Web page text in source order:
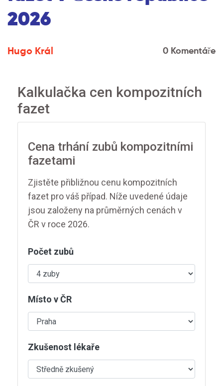
2026
Hugo Král 0 Komentáře
Kalkulačka cen kompozitních
fazet
Cena trhání zubů kompozitními
fazetami
Zjistěte přibližnou cenu kompozitních
fazet pro váš případ. Níže uvedené údaje
jsou založeny na průměrných cenách v
ČR v roce 2026.
Počet zubů
Místo v ČR
Zkušenost lékaře